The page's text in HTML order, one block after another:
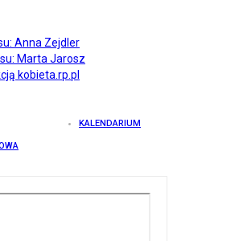
Anna Zejdler
Marta Jarosz
kobieta.rp.pl
KALENDARIUM